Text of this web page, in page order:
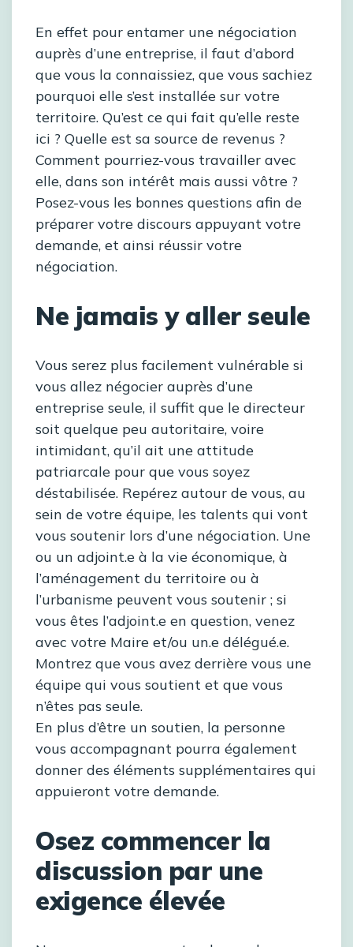
En effet pour entamer une négociation
auprès d’une entreprise, il faut d’abord
que vous la connaissiez, que vous sachiez
pourquoi elle s’est installée sur votre
territoire. Qu’est ce qui fait qu’elle reste
ici ? Quelle est sa source de revenus ?
Comment pourriez-vous travailler avec
elle, dans son intérêt mais aussi vôtre ?
Posez-vous les bonnes questions afin de
préparer votre discours appuyant votre
demande, et ainsi réussir votre
négociation.
Ne jamais y aller seule
Vous serez plus facilement vulnérable si
vous allez négocier auprès d’une
entreprise seule, il suffit que le directeur
soit quelque peu autoritaire, voire
intimidant, qu’il ait une attitude
patriarcale pour que vous soyez
déstabilisée. Repérez autour de vous, au
sein de votre équipe, les talents qui vont
vous soutenir lors d’une négociation. Une
ou un adjoint.e à la vie économique, à
l’aménagement du territoire ou à
l’urbanisme peuvent vous soutenir ; si
vous êtes l’adjoint.e en question, venez
avec votre Maire et/ou un.e délégué.e.
Montrez que vous avez derrière vous une
équipe qui vous soutient et que vous
n’êtes pas seule.
En plus d’être un soutien, la personne
vous accompagnant pourra également
donner des éléments supplémentaires qui
appuieront votre demande.
Osez commencer la
discussion par une
exigence élevée